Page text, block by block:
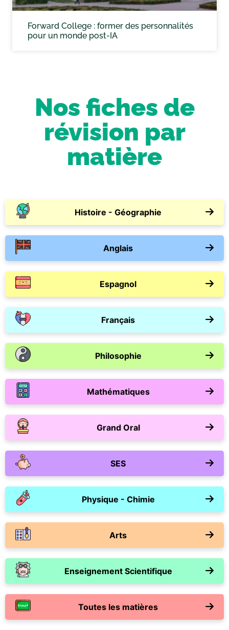
Forward College : former des personnalités
pour un monde post-IA
Nos fiches de
révision par
matière
Histoire - Géographie
Anglais
Espagnol
Français
Philosophie
Mathématiques
Grand Oral
SES
Physique - Chimie
Arts
Enseignement Scientifique
Toutes les matières